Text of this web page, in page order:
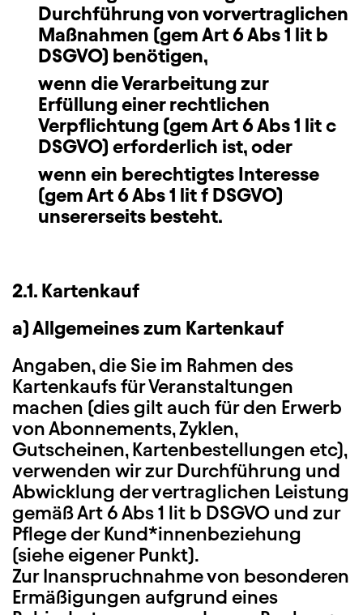
Durchführung von vorvertraglichen
Maßnahmen (gem Art 6 Abs 1 lit b
DSGVO) benötigen,
wenn die Verarbeitung zur
Erfüllung einer rechtlichen
Verpflichtung (gem Art 6 Abs 1 lit c
DSGVO) erforderlich ist, oder
wenn ein berechtigtes Interesse
(gem Art 6 Abs 1 lit f DSGVO)
unsererseits besteht.
2.1. Kartenkauf
a) Allgemeines zum Kartenkauf
Angaben, die Sie im Rahmen des
Kartenkaufs für Veranstaltungen
machen (dies gilt auch für den Erwerb
von Abonnements, Zyklen,
Gutscheinen, Kartenbestellungen etc),
verwenden wir zur Durchführung und
Abwicklung der vertraglichen Leistung
gemäß Art 6 Abs 1 lit b DSGVO und zur
Pflege der Kund*innenbeziehung
(siehe eigener Punkt).
Zur Inanspruchnahme von besonderen
Ermäßigungen aufgrund eines